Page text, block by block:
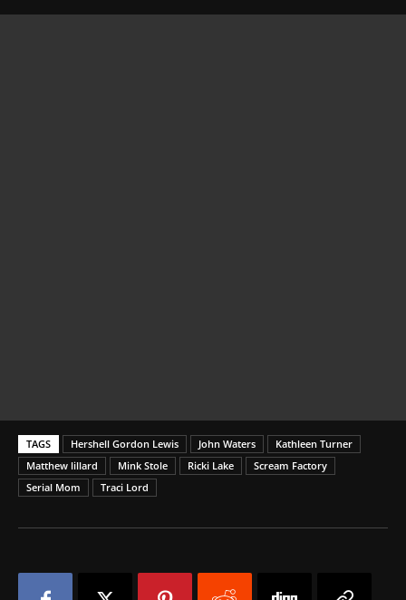
TAGS Hershell Gordon Lewis John Waters
Kathleen Turner
Matthew lillard
Mink Stole Ricki Lake
Scream Factory
Serial Mom
Traci Lord